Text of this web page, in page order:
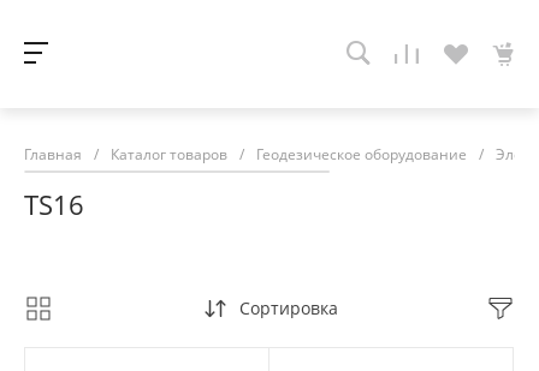
Главная / Каталог товаров / Геодезическое оборудование /
TS16
Сортировка